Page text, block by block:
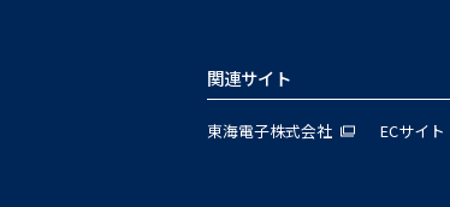
関連サイト
東海電子株式会社 ECサイト